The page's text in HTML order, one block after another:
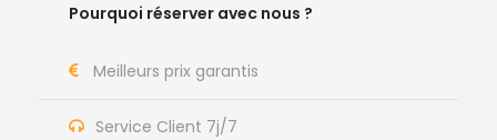
Pourquoi réserver avec nous ?
Meilleurs prix garantis
Service Client 7j/7